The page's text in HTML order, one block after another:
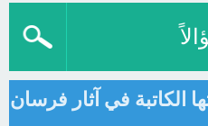
الكاتبة في آثار فرسان